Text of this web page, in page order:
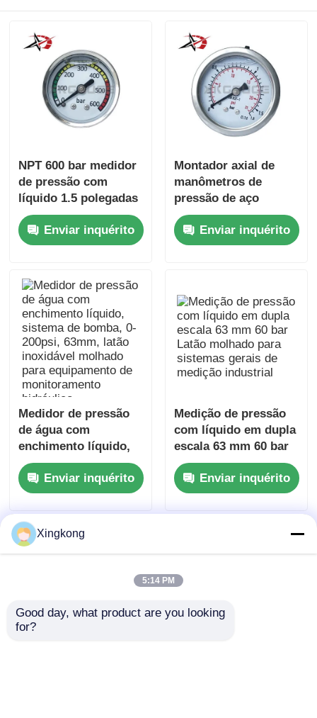
NPT 600 bar medidor
de pressão com
líquido 1.5 polegadas
de aço inoxidável de
montagem axial para
monitoramento
Enviar inquérito
Montador axial de
manômetros de
pressão de aço
inoxidável genuíno
304 para sistemas de
instrumentação de
Enviar inquérito
Medidor de pressão
de água com
enchimento líquido,
sistema de bomba, 0-
200psi, 63mm, latão
inoxidável molhado
para equipamento de
monitoramento
hidráulico
Enviar inquérito
Medição de pressão
com líquido em dupla
escala 63 mm 60 bar
Latão molhado para
sistemas gerais de
medição industrial
Enviar inquérito
Xingkong
5:14 PM
Good day, what product are you looking
for?